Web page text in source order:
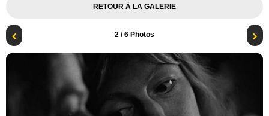
RETOUR À LA GALERIE
2 / 6 Photos